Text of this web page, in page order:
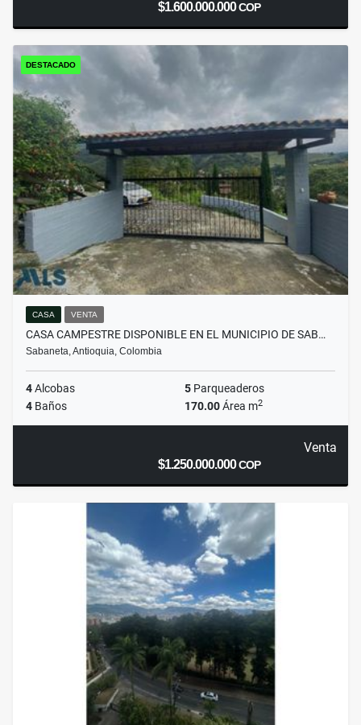
$1.600.000.000COP
DESTACADO
CASA VENTA
CASA CAMPESTRE DISPONIBLE EN EL MUNICIPIO DE SAB…
Sabaneta, Antioquia, Colombia
4Alcobas 5 Parqueaderos
4 Baños 170.00Área m2
Venta
$1.250.000.000COP